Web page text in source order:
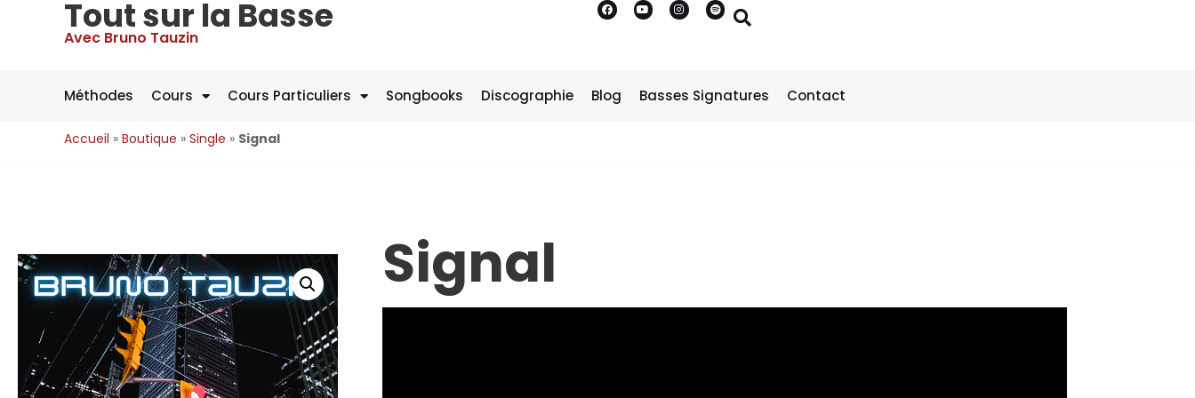
Tout sur la Basse
Avec Bruno Tauzin
Méthodes Cours Cours Particuliers Songbooks Discographie Blog Basses Signatures Contact
Accueil » Boutique » Single » Signal
Signal